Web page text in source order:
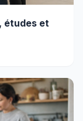
études et